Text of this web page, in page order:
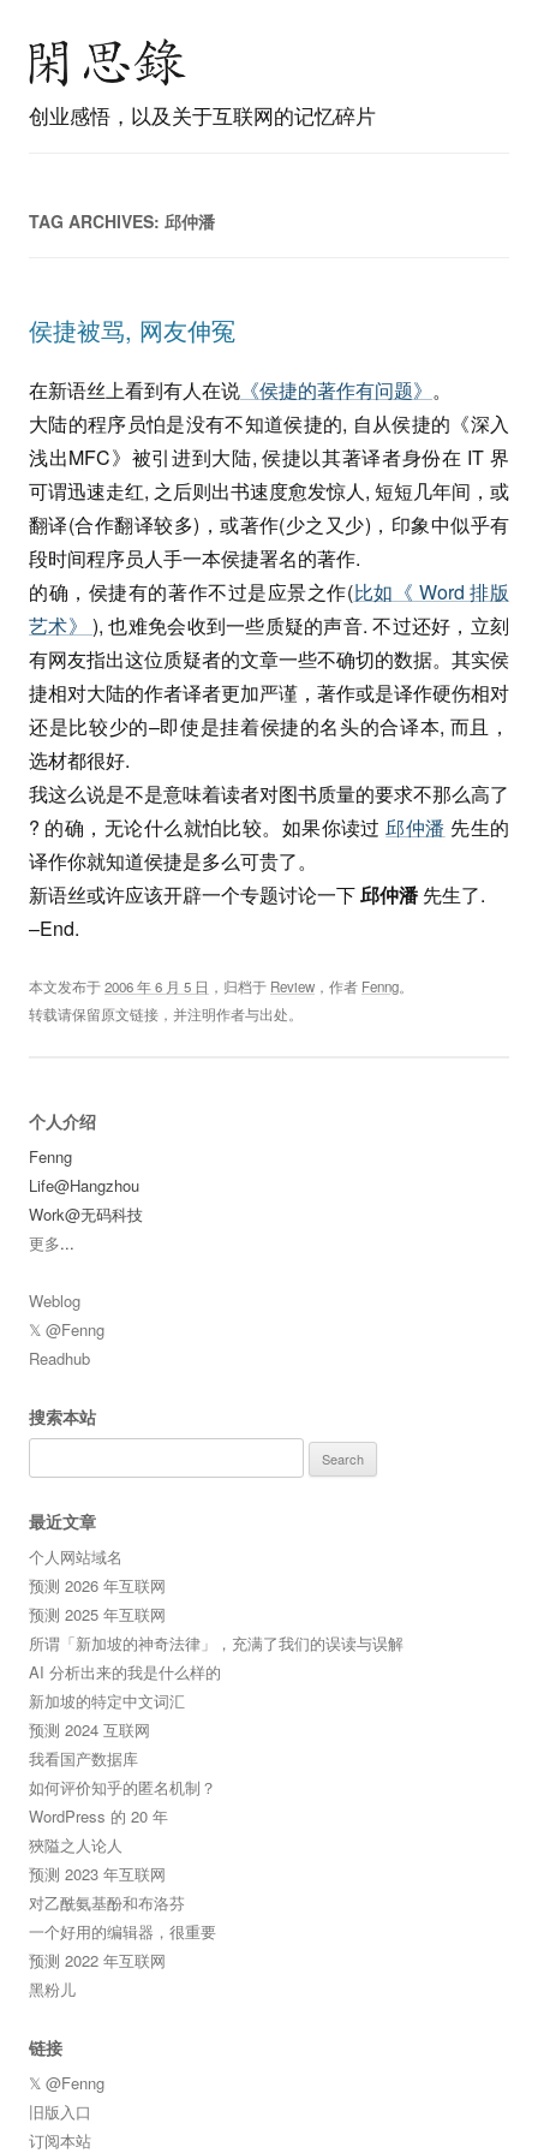
创业感悟，以及关于互联网的记忆碎片
TAG ARCHIVES: 邱仲潘
侯捷被骂, 网友伸冤
在新语丝上看到有人在说 《侯捷的著作有问题》 。
大陆的程序员怕是没有不知道侯捷的, 自从侯捷的《深入
浅出MFC》被引进到大陆, 侯捷以其著译者身份在 IT 界
可谓迅速走红, 之后则出书速度愈发惊人, 短短几年间，或
翻译(合作翻译较多)，或著作(少之又少)，印象中似乎有
段时间程序员人手一本侯捷署名的著作.
的确，侯捷有的著作不过是应景之作(比如《 Word 排版
艺术》), 也难免会收到一些质疑的声音. 不过还好，立刻
有网友指出这位质疑者的文章一些不确切的数据。其实侯
捷相对大陆的作者译者更加严谨，著作或是译作硬伤相对
还是比较少的–即使是挂着侯捷的名头的合译本, 而且，
选材都很好.
我这么说是不是意味着读者对图书质量的要求不那么高了
? 的确，无论什么就怕比较。如果你读过邱仲潘 先生的
译作你就知道侯捷是多么可贵了。
新语丝或许应该开辟一个专题讨论一下邱仲潘 先生了.
–End.
本文发布于2006 年 6 月 5 日 ，归档于 Review ，作者 Fenng。
转载请保留原文链接，并注明作者与出处。
个人介绍
Fenng
Life@Hangzhou
Work@无码科技
更多...
Weblog
𝕏 @Fenng
Readhub
搜索本站
for:
最近文章
个人网站域名
预测 2026 年互联网
预测 2025 年互联网
所谓「新加坡的神奇法律」，充满了我们的误读与误解
AI 分析出来的我是什么样的
新加坡的特定中文词汇
预测 2024 互联网
我看国产数据库
如何评价知乎的匿名机制？
WordPress 的 20 年
狹隘之人论人
预测 2023 年互联网
对乙酰氨基酚和布洛芬
一个好用的编辑器，很重要
预测 2022 年互联网
黑粉儿
链接
𝕏 @Fenng
旧版入口
订阅本站